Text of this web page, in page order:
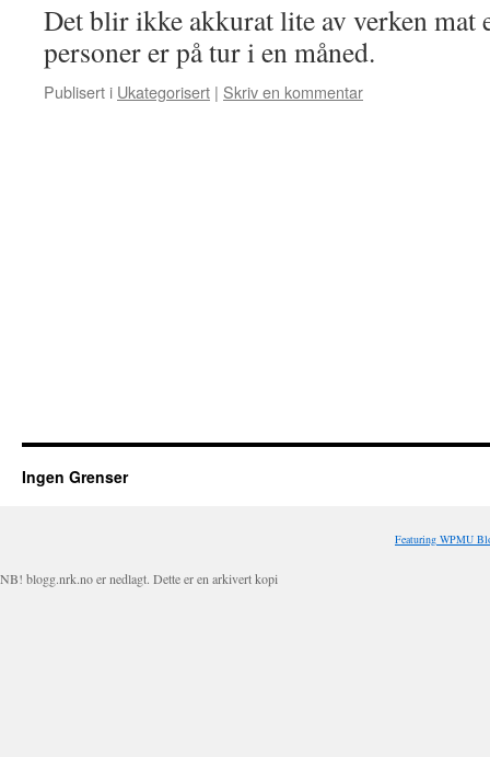
Det blir ikke akkurat lite av verken mat
personer er på tur i en måned.
Publisert i Ukategorisert | Skriv en kommentar
Ingen Grenser
Featuring WPMU
NB! blogg.nrk.no er nedlagt. Dette er en arkivert kopi